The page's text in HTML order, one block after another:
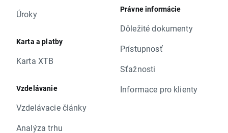
Úroky
Karta a platby
Karta XTB
Vzdelávanie
Vzdelávacie články
Analýza trhu
Právne informácie
Dôležité dokumenty
Prístupnosť
Sťažnosti
Informace pro klienty